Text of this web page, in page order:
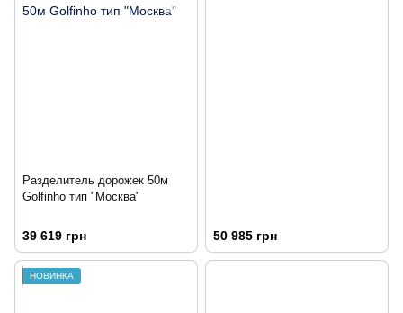
Разделитель дорожек 50м
Golfinho тип "Москва"
39 619 грн 50 985 грн
НОВИНКА